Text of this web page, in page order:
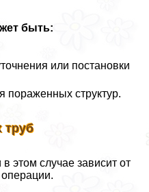
быть:
или постановки
пораженных структур.
труб
этом случае зависит от